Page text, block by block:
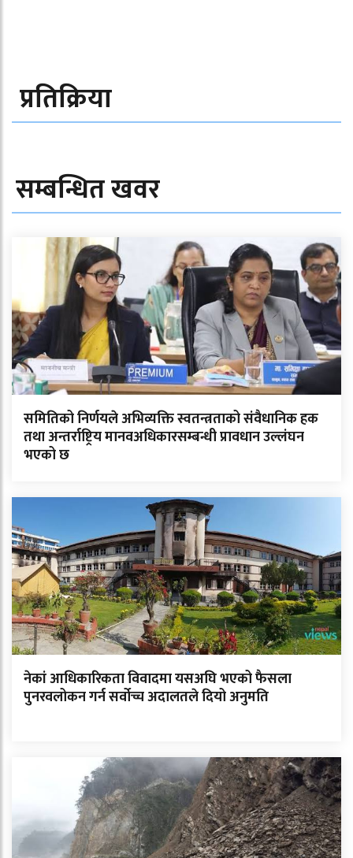
प्रतिक्रिया
सम्बन्धित खवर
समितिको निर्णयले अभिव्यक्ति स्वतन्त्रताको संवैधानिक हक
तथा अन्तर्राष्ट्रिय मानवअधिकारसम्बन्धी प्रावधान उल्लंघन
भएको छ
नेकां आधिकारिकता विवादमा यसअघि भएको फैसला
पुनरवलोकन गर्न सर्वोच्च अदालतले दियो अनुमति